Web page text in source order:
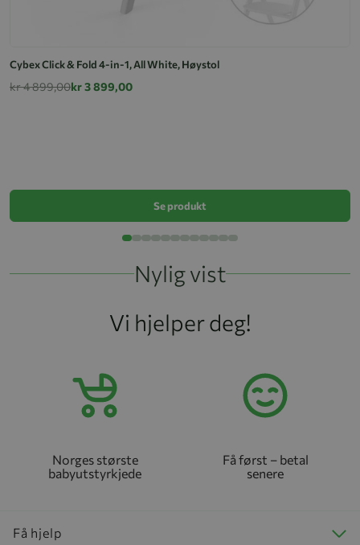
Cybex Click & Fold 4-in-1, All White, Høystol
kr 4 899,00kr 3 899,00
Se produkt
Nylig vist
Vi hjelper deg!
Norges største
babyutstyrkjede
Få først – betal
senere
Få hjelp